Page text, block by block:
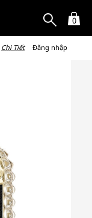
0
Chi Tiết Đăng nhập